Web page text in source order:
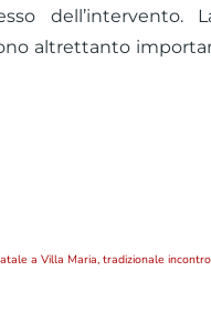
dell’intervento.
altrettanto